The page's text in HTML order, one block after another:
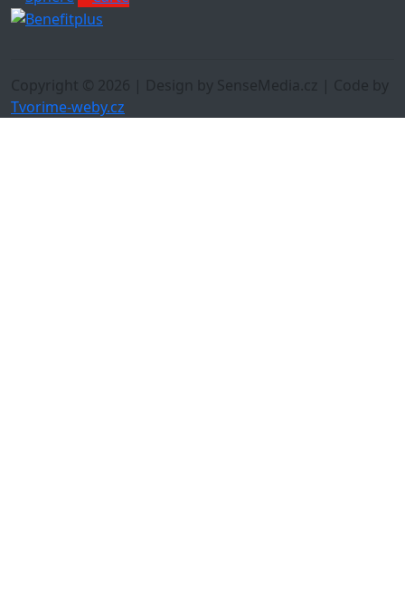
Copyright © 2026 | Design by SenseMedia.cz | Code by
Tvorime-weby.cz